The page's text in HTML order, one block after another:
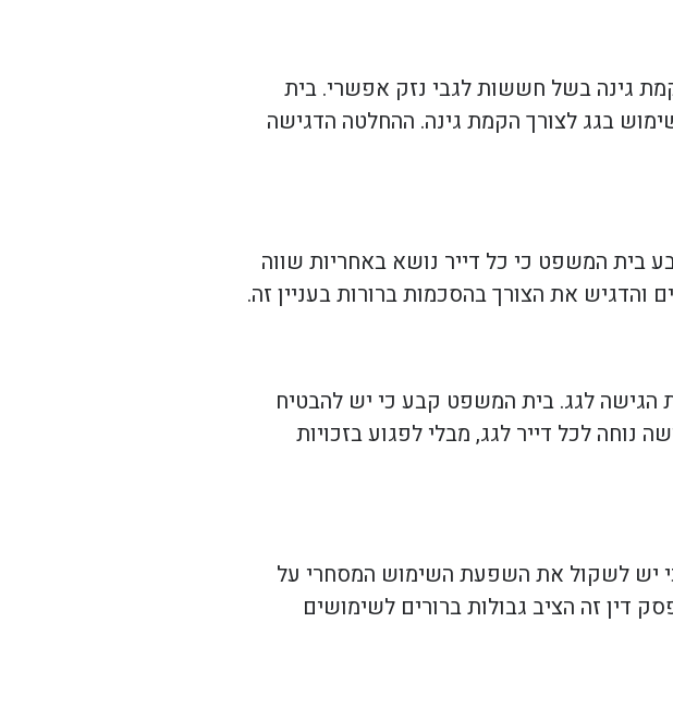
גינה בשל חששות לגבי נזק אפשרי. בית
בגג לצורך הקמת גינה. ההחלטה הדגישה
בית המשפט כי כל דייר נושא באחריות שווה
והדגיש את הצורך בהסכמות ברורות בעניין זה.
הגישה לגג. בית המשפט קבע כי יש להבטיח
לכל דייר לגג, מבלי לפגוע בזכויות
יש לשקול את השפעת השימוש המסחרי על
דין זה הציב גבולות ברורים לשימושים